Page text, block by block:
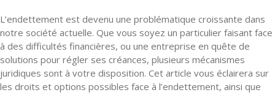
L’endettement est devenu une problématique croissante dans
notre société actuelle. Que vous soyez un particulier faisant face
à des difficultés financières, ou une entreprise en quête de
solutions pour régler ses créances, plusieurs mécanismes
juridiques sont à votre disposition. Cet article vous éclairera sur
les droits et options possibles face à l’endettement, ainsi que